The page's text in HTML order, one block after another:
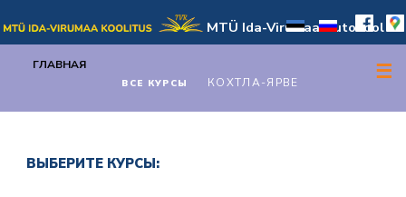
MTÜ Ida-Virumaa Autokool
ВСЕ КУРСЫ КОХТЛА-ЯРВЕ
ГЛАВНАЯ ☰
ВЫБEРИТЕ КУРСЫ: